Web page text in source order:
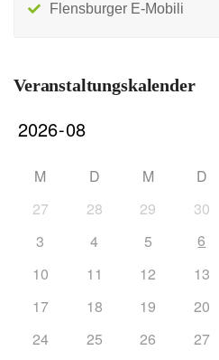
Flensburger E-Mobili
Veranstaltungskalender
M D M D
27
28 29 30
3
4 5 6
10
11 12 13
17
18 19 20
24
25 26 27